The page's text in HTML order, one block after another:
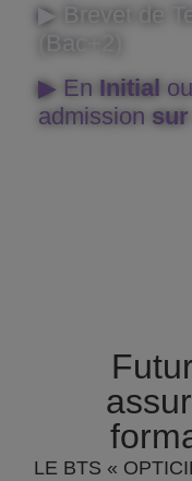
▶︎ Brevet de
(Bac+2)
▶︎ En Initial
admission sur
LE BTS «